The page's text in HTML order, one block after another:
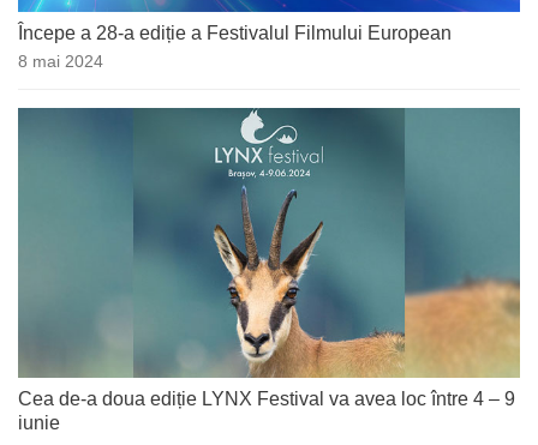
Începe a 28-a ediție a Festivalul Filmului European
8 mai 2024
Cea de-a doua ediție LYNX Festival va avea loc între 4 – 9
iunie